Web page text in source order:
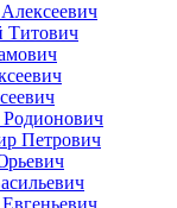
Титович
Петрович